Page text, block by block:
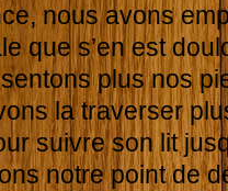
nous avons
que s’en est
plus nos
la traverser
suivre son lit
notre point de